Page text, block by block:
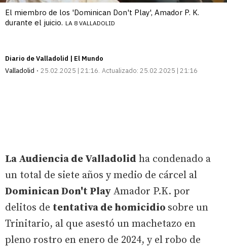
El miembro de los 'Dominican Don't Play', Amador P. K.
durante el juicio. LA 8 VALLADOLID
Diario de Valladolid | El Mundo
Valladolid
25.02.2025 | 21:16 Actualizado: 25.02.2025 | 21:16
La Audiencia de Valladolid ha condenado a
un total de siete años y medio de cárcel al
Dominican Don't Play Amador P.K. por
delitos de tentativa de homicidio sobre un
Trinitario, al que asestó un machetazo en
pleno rostro en enero de 2024, y el robo de